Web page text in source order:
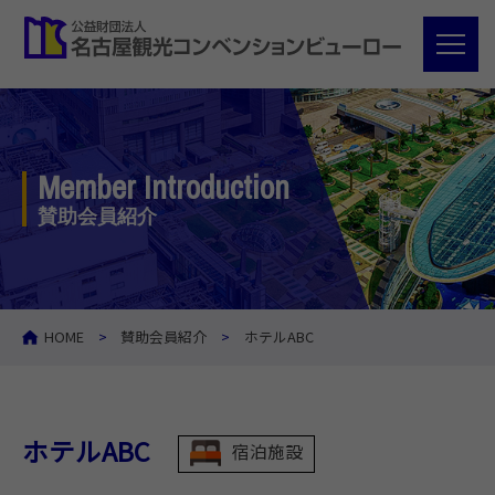
Member Introduction
賛助会員紹介
HOME 賛助会員紹介 ホテルABC
ホテルABC 宿泊施設